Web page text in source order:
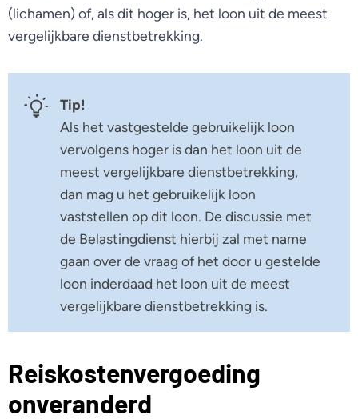
(lichamen) of, als dit hoger is, het loon uit de meest
vergelijkbare dienstbetrekking.
Tip!
Als het vastgestelde gebruikelijk loon
vervolgens hoger is dan het loon uit de
meest vergelijkbare dienstbetrekking,
dan mag u het gebruikelijk loon
vaststellen op dit loon. De discussie met
de Belastingdienst hierbij zal met name
gaan over de vraag of het door u gestelde
loon inderdaad het loon uit de meest
vergelijkbare dienstbetrekking is.
Reiskostenvergoeding
onveranderd